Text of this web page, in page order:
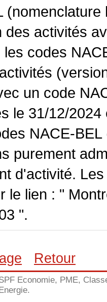
des activités
codes
un code
le 31/12/
NACE-
purement
d'activité.
le lien : "
".
Retour
Economie, PME,